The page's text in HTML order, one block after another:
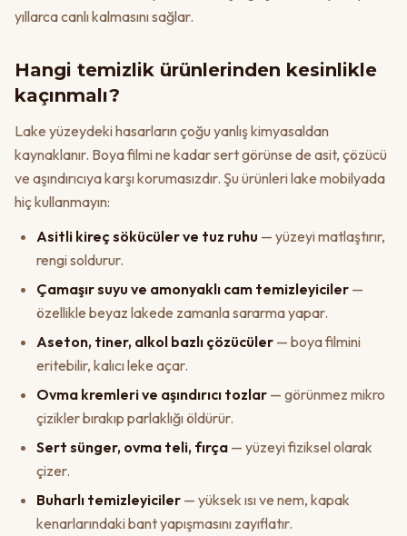
yıllarca canlı kalmasını sağlar.
Hangi temizlik ürünlerinden kesinlikle
kaçınmalı?
Lake yüzeydeki hasarların çoğu yanlış kimyasaldan
kaynaklanır. Boya filmi ne kadar sert görünse de asit, çözücü
ve aşındırıcıya karşı korumasızdır. Şu ürünleri lake mobilyada
hiç kullanmayın:
Asitli kireç sökücüler ve tuz ruhu — yüzeyi matlaştırır,
rengi soldurur.
Çamaşır suyu ve amonyaklı cam temizleyiciler —
özellikle beyaz lakede zamanla sararma yapar.
Aseton, tiner, alkol bazlı çözücüler — boya filmini
eritebilir, kalıcı leke açar.
Ovma kremleri ve aşındırıcı tozlar — görünmez mikro
çizikler bırakıp parlaklığı öldürür.
Sert sünger, ovma teli, fırça — yüzeyi fiziksel olarak
çizer.
Buharlı temizleyiciler — yüksek ısı ve nem, kapak
kenarlarındaki bant yapışmasını zayıflatır.